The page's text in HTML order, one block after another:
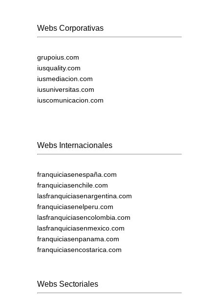
Webs Corporativas
grupoius.com
iusquality.com
iusmediacion.com
iusuniversitas.com
iuscomunicacion.com
Webs Internacionales
franquiciasenespaña.com
franquiciasenchile.com
lasfranquiciasenargentina.com
franquiciasenelperu.com
lasfranquiciasencolombia.com
lasfranquiciasenmexico.com
franquiciasenpanama.com
franquiciasencostarica.com
Webs Sectoriales